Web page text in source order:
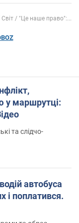
Світ "Це наше право":...
у маршрутці:
та слідчо-
автобуса
і поплатився.